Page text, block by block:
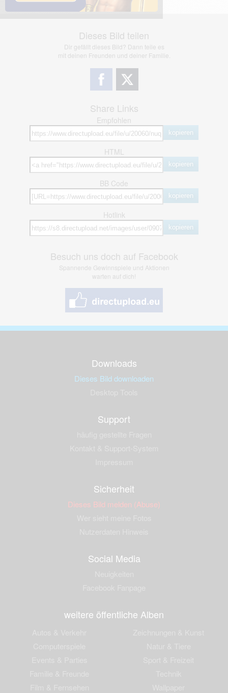
Dieses Bild teilen
Dir gefällt dieses Bild? Dann teile es
mit deinen Freunden und deiner Familie.
Share Links
Empfohlen
kopieren
HTML
kopieren
BB Code
kopieren
Hotlink
kopieren
Besuch uns doch auf Facebook
Spannende Gewinnspiele und Aktionen
warten auf dich!
Downloads
Dieses Bild downloaden
Support
Sicherheit
Dieses Bild melden (Abuse)
Social Media
weitere öffentliche Alben